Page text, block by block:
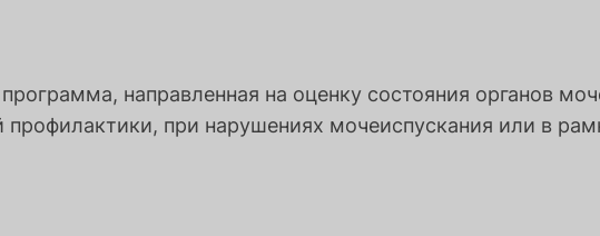
направленная на оценку состояния органов
при нарушениях мочеиспускания или в